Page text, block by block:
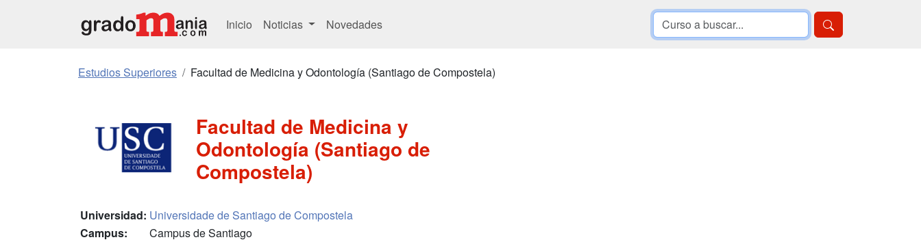
Inicio Noticias Novedades
Estudios Superiores Facultad de Medicina y Odontología (Santiago de Compostela)
Facultad de Medicina y
Odontología (Santiago de
Compostela)
Universidad: Universidade de Santiago de Compostela
Campus:
Campus de Santiago